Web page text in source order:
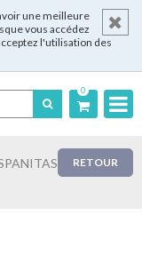
une meilleure
vous accédez
l'utilisation des
0
RETOUR